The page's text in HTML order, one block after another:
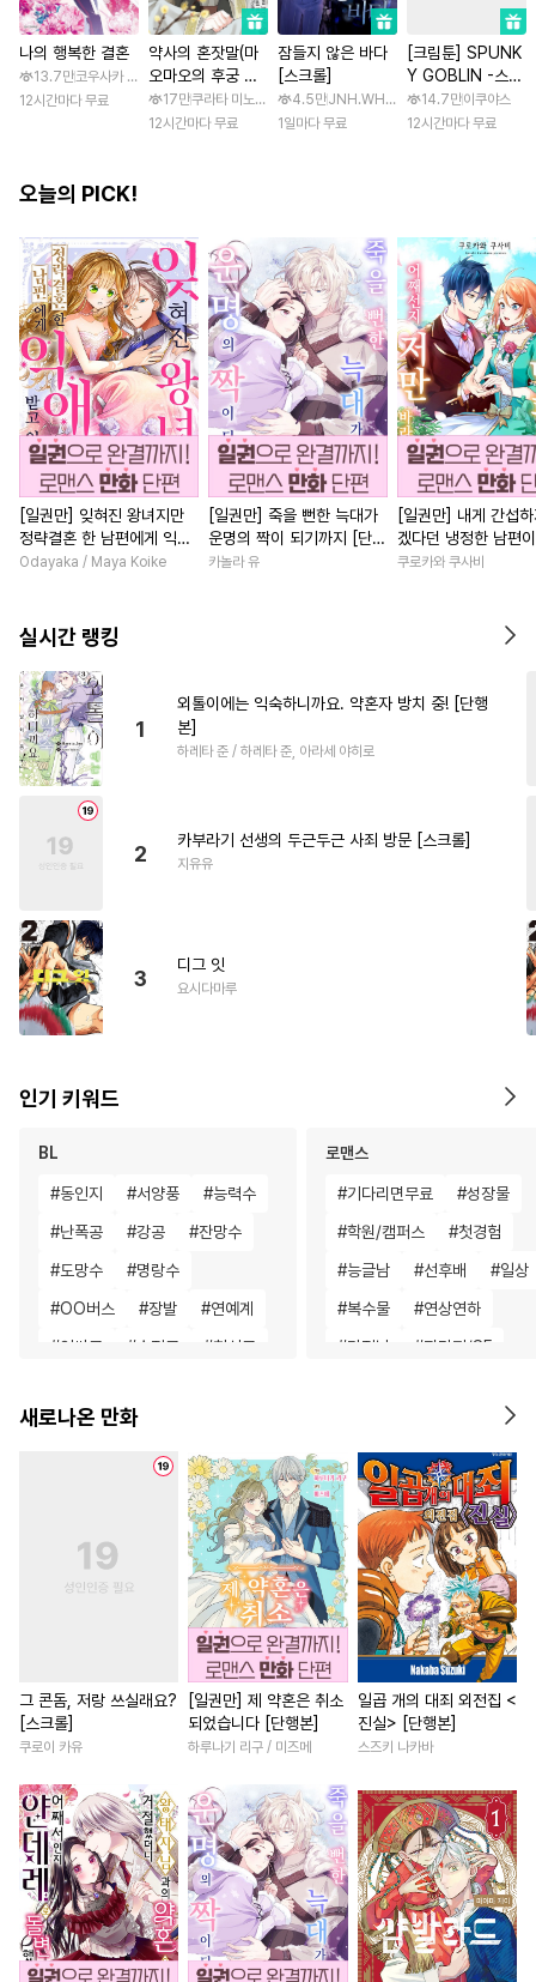
나의 행복한 결혼
13.7만코우사카 리토 / 아기토기 아쿠미
12시간마다 무료
약사의 혼잣말(마
오마오의 후궁 수
수께끼 풀이수첩)
17만쿠라타 미노지 / 휴우가 나츠
12시간마다 무료
잠들지 않은 바다
[스크롤]
4.5만JNH.WH Studio / Lasso
1일마다 무료
[크림툰] SPUNK
Y GOBLIN -스펑
키 고블린- [스크
롤]
14.7만이쿠야스
12시간마다 무료
오늘의 PICK!
[일권만] 잊혀진 왕녀지만
정략결혼 한 남편에게 익애
받고 있습니다 [단행본]
Odayaka / Maya Koike
[일권만] 죽을 뻔한 늑대가
운명의 짝이 되기까지 [단행
본]
카놀라 유
[일권만] 내게 간섭
겠다던 냉정한 남편
선지 저만 바라봅니
쿠로카와 쿠사비
실시간 랭킹
1
외톨이에는 익숙하니까요. 약혼자 방치 중! [단행
본]
하레타 준 / 하레타 준, 아라세 야히로
2
카부라기 선생의 두근두근 사죄 방문 [스크롤]
지유유
3
디그 잇
요시다마루
인기 키워드
BL
#동인지 #서양풍 #능력수
#난폭공 #강공 #잔망수
#도망수 #명랑수
#OO버스 #장발 #연예계
#인싸공 # 순정공 #헌신공
#절륜공 #개아가공
사제관계
#유혹
변태
동정공
#군림수
#계략공
#초능력 # 일상 #다공일수
#계약관계
변태수
#다각관계 #쓰레기공
#후회수 #조폭공 #SM
#능글수 #상처공
#친구>연인 #원나잇
#질투 #단정수 #달달물
로맨스
#기다리면무료 #성장물
#학원/캠퍼스 #첫경험
#능글남 #선후배 #일상
#복수물 #연상연하
#다정남 #판타지/SF
직진남
#계약관계 #철벽남
#
조신남 #첫사랑 #할리
#회귀물 #상처녀 #드라
#영상화 #삼각관계
# 능력녀 #서양풍 #재벌
#
짝사랑 #로맨스 #연예
동양풍 # 다정남 # 무심
애증관계 #오피스물
# 능욕 #후회녀 #사제관
# 환생물 #죽음/살인 #
#계략남 #연애/결혼 #
#연하남 #영혼바뀜
#역사/시대물 # 배틀연애
새로나온 만화
그 콘돔, 저랑 쓰실래요?
[스크롤]
쿠로이 카유
[일권만] 제 약혼은 취소
되었습니다 [단행본]
하루나기 리구 / 미즈메
일곱 개의 대죄 외전집 <
진실> [단행본]
스즈키 나카바